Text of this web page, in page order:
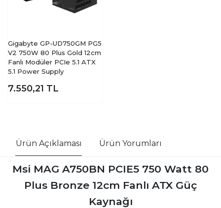
Gigabyte GP-UD750GM PG5
V2 750W 80 Plus Gold 12cm
Fanlı Modüler PCIe 5.1 ATX
5.1 Power Supply
7.550,21 TL
Ürün Açıklaması Ürün Yorumları
Msi MAG A750BN PCIE5 750 Watt 80
Plus Bronze 12cm Fanlı ATX Güç
Kaynağı